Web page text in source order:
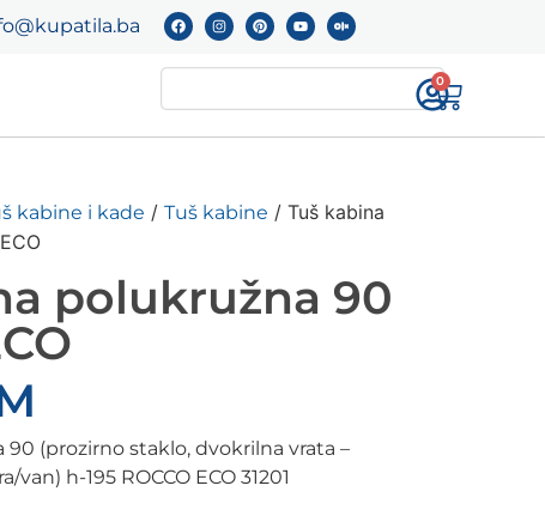
0
kabine i kade / Tuš kabine / Tuš kabina
polukružna 90
(prozirno staklo, dvokrilna vrata –
h-195 ROCCO ECO 31201